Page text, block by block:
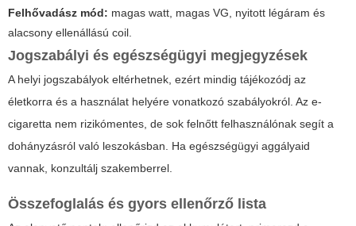
Felhővadász mód: magas watt, magas VG, nyitott légáram és
alacsony ellenállású coil.
Jogszabályi és egészségügyi megjegyzések
A helyi jogszabályok eltérhetnek, ezért mindig tájékozódj az
életkorra és a használat helyére vonatkozó szabályokról. Az e-
cigaretta nem rizikómentes, de sok felnőtt felhasználónak segít a
dohányzásról való leszokásban. Ha egészségügyi aggályaid
vannak, konzultálj szakemberrel.
Összefoglalás és gyors ellenőrző lista